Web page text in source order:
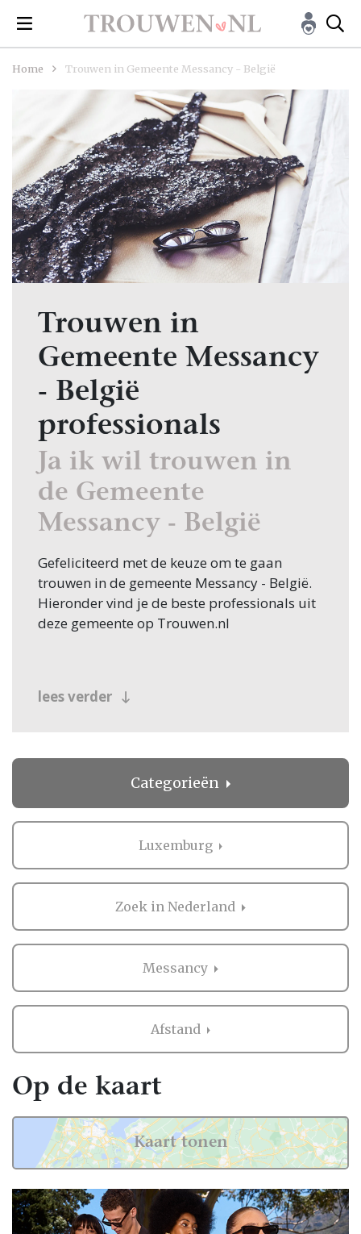
Home Trouwen in Gemeente Messancy - België
Trouwen in
Gemeente Messancy
- België
professionals
Ja ik wil trouwen in
de Gemeente
Messancy - België
Gefeliciteerd met de keuze om te gaan
trouwen in de gemeente Messancy - België.
Hieronder vind je de beste professionals uit
deze gemeente op Trouwen.nl
lees verder
Categorieën
Luxemburg
Zoek in Nederland
Messancy
Afstand
Op de kaart
Kaart tonen